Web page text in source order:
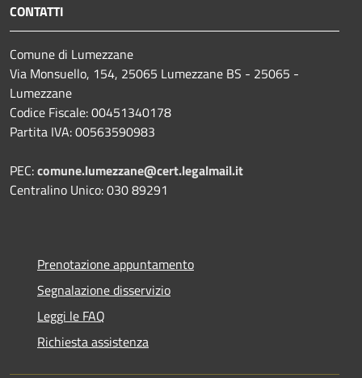
CONTATTI
Comune di Lumezzane
Via Monsuello, 154, 25065 Lumezzane BS - 25065 -
Lumezzane
Codice Fiscale: 00451340178
Partita IVA: 00563590983
PEC:comune.lumezzane@cert.legalmail.it
Centralino Unico: 030 89291
Prenotazione appuntamento
Segnalazione disservizio
Leggi le FAQ
Richiesta assistenza